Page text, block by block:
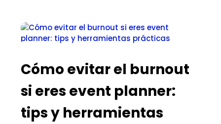
Cómo evitar el burnout
si eres event planner:
tips y herramientas